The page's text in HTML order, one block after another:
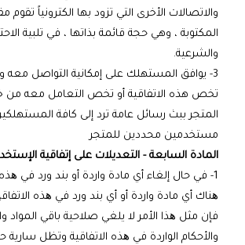
والاتصالات الأخرى التي تزود بها الكترونياً تقوم
المكتوبة ، وهي حجة قائمة بذاتها ، في تلبية
والشرعية.
3- يوافق المستهلك على إمكانية التواصل معه
تخص هذه الاتفاقية أو تخص التعامل معه من
المتجر ببث رسائل عامة ترد إلى كافة
مستخدمين محددين للمتجر
المادة السابعة - التعديلات على إتفاقية
1- في حال إلغاء أي مادة واردة أو بند ورد في ھذه
ھناك أي مادة واردة أو أي بند ورد في ھذه
فإن مثل ھذا الأمر لا يلغي صلاحية باقي المواد
والأحكام الواردة في ھذه الاتفاقية وتظل